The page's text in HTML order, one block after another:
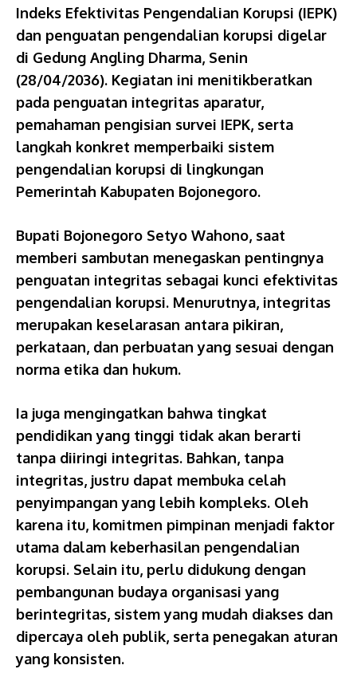
Indeks Efektivitas Pengendalian Korupsi (IEPK)
dan penguatan pengendalian korupsi digelar
di Gedung Angling Dharma, Senin
(28/04/2036). Kegiatan ini menitikberatkan
pada penguatan integritas aparatur,
pemahaman pengisian survei IEPK, serta
langkah konkret memperbaiki sistem
pengendalian korupsi di lingkungan
Pemerintah Kabupaten Bojonegoro.
Bupati Bojonegoro Setyo Wahono, saat
memberi sambutan menegaskan pentingnya
penguatan integritas sebagai kunci efektivitas
pengendalian korupsi. Menurutnya, integritas
merupakan keselarasan antara pikiran,
perkataan, dan perbuatan yang sesuai dengan
norma etika dan hukum.
Ia juga mengingatkan bahwa tingkat
pendidikan yang tinggi tidak akan berarti
tanpa diiringi integritas. Bahkan, tanpa
integritas, justru dapat membuka celah
penyimpangan yang lebih kompleks. Oleh
karena itu, komitmen pimpinan menjadi faktor
utama dalam keberhasilan pengendalian
korupsi. Selain itu, perlu didukung dengan
pembangunan budaya organisasi yang
berintegritas, sistem yang mudah diakses dan
dipercaya oleh publik, serta penegakan aturan
yang konsisten.